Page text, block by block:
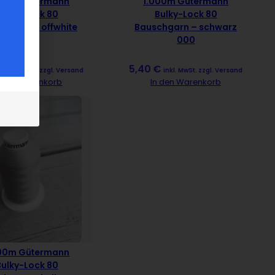
Bulky-Lock 80
– offwhite
inkl. MwSt. zzgl. Versand
den Warenkorb
Bulky-Lock 80
Bauschgarn – schwarz
000
5,40€ inkl. MwSt. zzgl. Versand
In den Warenkorb
Gütermann
Lock 80